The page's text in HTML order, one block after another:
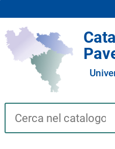
Cerca su "Catalogo"